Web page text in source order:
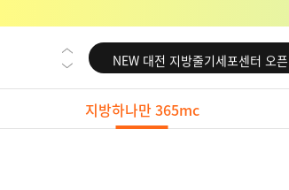
NEW 교대 지방줄기세포센터 오픈
NEW 대전 지방줄기세포센터 오픈
NEW 노원 지방줄기세포센터 오픈
NEW 미국 LA점 오픈
지방하나만 365mc